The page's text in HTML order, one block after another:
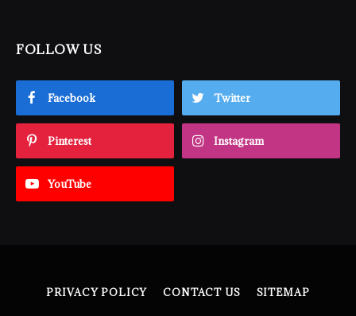
FOLLOW US
Facebook Twitter
Pinterest Instagram
YouTube
PRIVACY POLICY CONTACT US SITEMAP